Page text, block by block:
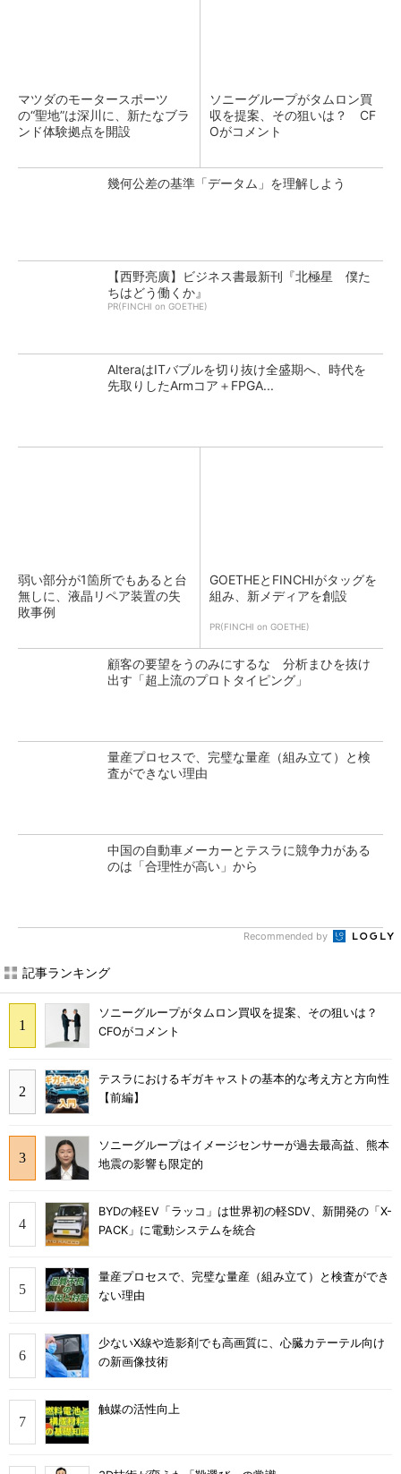
マツダのモータースポーツ
の“聖地”は深川に、新たなブラ
ンド体験拠点を開設
ソニーグループがタムロン買
収を提案、その狙いは？ CF
Oがコメント
幾何公差の基準「データム」を理解しよう
【西野亮廣】ビジネス書最新刊『北極星 僕た
ちはどう働くか』
PR(FINCHI on GOETHE)
AlteraはITバブルを切り抜け全盛期へ、時代を
先取りしたArmコア＋FPGA...
弱い部分が1箇所でもあると台
無しに、液晶リペア装置の失
敗事例
GOETHEとFINCHIがタッグを
組み、新メディアを創設
PR(FINCHI on GOETHE)
顧客の要望をうのみにするな 分析まひを抜け
出す「超上流のプロトタイピング」
量産プロセスで、完璧な量産（組み立て）と検
査ができない理由
中国の自動車メーカーとテスラに競争力がある
のは「合理性が高い」から
Recommended by
記事ランキング
ソニーグループがタムロン買収を提案、その狙いは？
CFOがコメント
テスラにおけるギガキャストの基本的な考え方と方向性
【前編】
ソニーグループはイメージセンサーが過去最高益、熊本
地震の影響も限定的
BYDの軽EV「ラッコ」は世界初の軽SDV、新開発の「X-
PACK」に電動システムを統合
量産プロセスで、完璧な量産（組み立て）と検査ができ
ない理由
少ないX線や造影剤でも高画質に、心臓カテーテル向け
の新画像技術
触媒の活性向上